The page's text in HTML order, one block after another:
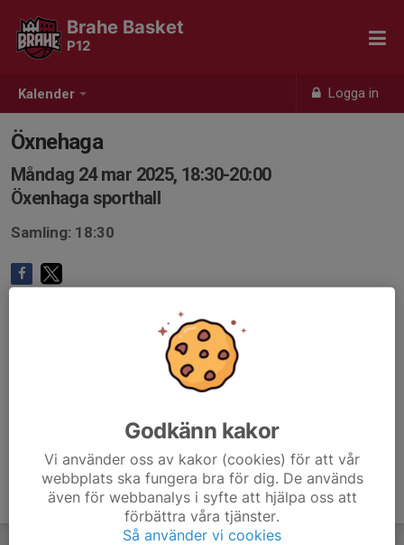
Kalender Logga in
Brahe Basket
P12
Öxnehaga
Måndag 24 mar 2025, 18:30-20:00
Öxenhaga sporthall
Samling: 18:30
Godkänn kakor
Vi använder oss av kakor (cookies) för att vår
webbplats ska fungera bra för dig. De används
även för webbanalys i syfte att hjälpa oss att
förbättra våra tjänster.
Så använder vi cookies